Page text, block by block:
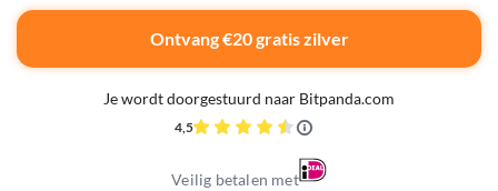
Ontvang €20 gratis zilver
Je wordt doorgestuurd naar Bitpanda.com
4,5
Veilig betalen met